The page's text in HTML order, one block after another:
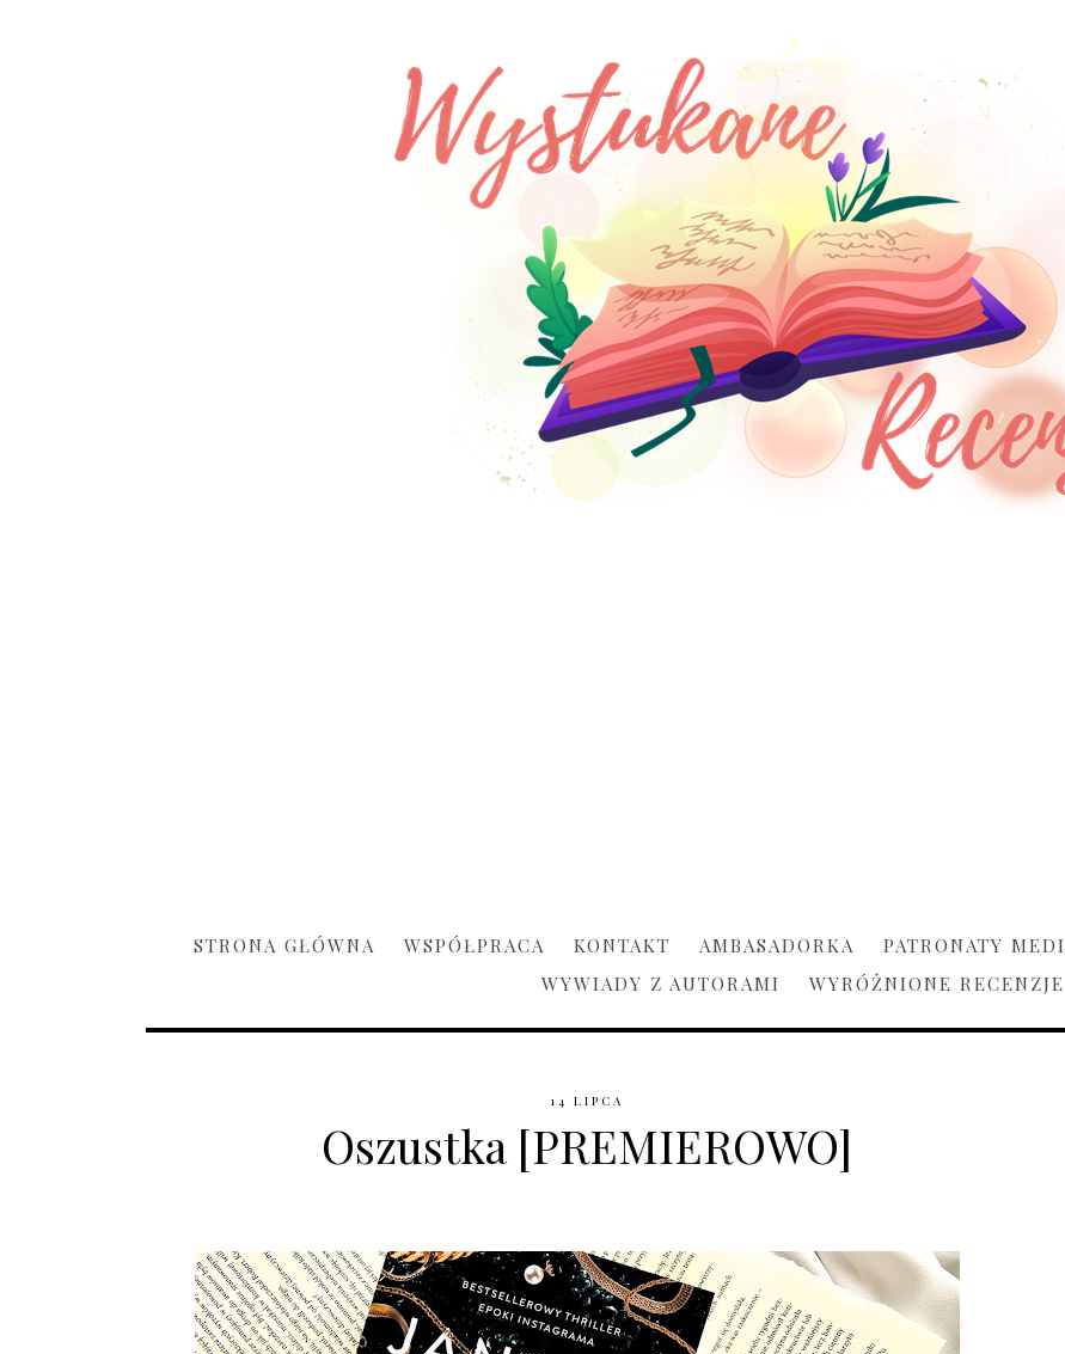
STRONA GŁÓWNA WSPÓŁPRACA KONTAKT AMBASADORKA PATRONATY
WYWIADY Z AUTORAMI
WYRÓŻNIONE RECENZJE
14 LIPCA
Oszustka [PREMIEROWO]